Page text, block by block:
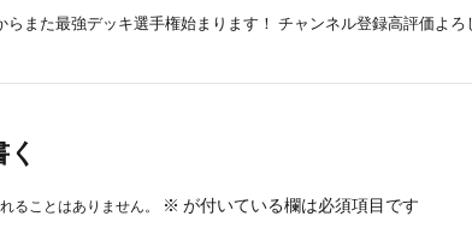
らまた最強デッキ選手権始まります！ チャンネル登録高評価よ
ることはありません。 ※ が付いている欄は必須項目です